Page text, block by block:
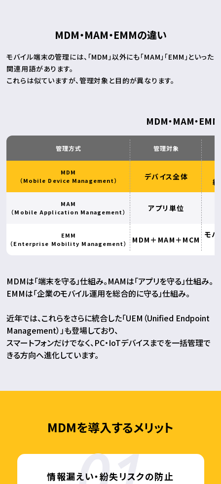
MDM・MAM・EMMの違い
モバイル端末の管理には、「MDM」以外にも「MAM」「EMM」といった
関連用語があります。
これらは似ていますが、管理対象と目的が異なります。
MDM・MAM・
管理方式 管理対象
MDM
（Mobile Device Management）
デバイス全体
MAM
（Mobile Application Management）
アプリ単位
EMM
（Enterprise Mobility Management）
MDM＋MAM＋MCM
モ
MDMは「端末を守る」仕組み。MAMは「アプリを守る」仕組み。
EMMは「企業のモバイル運用を総合的に守る」仕組み。
近年では、これらをさらに統合した「UEM（Unified Endpoint
Management）」も登場しており、
スマートフォンだけでなく、PC・IoTデバイスまでを一括管理で
きる方向へ進化しています。
MDMを導入するメリット
情報漏えい・紛失リスクの防止